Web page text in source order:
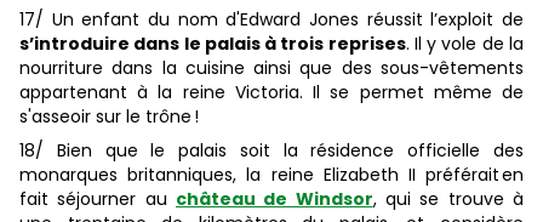
17/ Un enfant du nom d'Edward Jones réussit l’exploit de
s’introduire dans le palais à trois reprises. Il y vole de la
nourriture dans la cuisine ainsi que des sous-vêtements
appartenant à la reine Victoria. Il se permet même de
s'asseoir sur le trône !
18/ Bien que le palais soit la résidence officielle des
monarques britanniques, la reine Elizabeth II préférait en
fait séjourner au château de Windsor, qui se trouve à